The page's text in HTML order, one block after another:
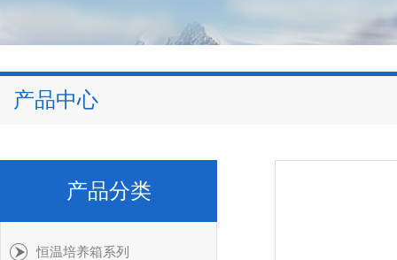
产品中心
产品分类
恒温培养箱系列